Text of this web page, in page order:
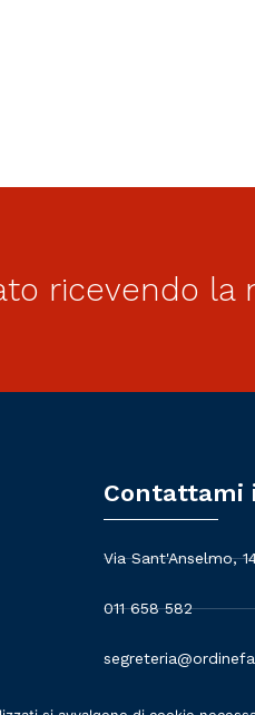
ricevendo
Contattami
Via Sant'Anselmo,
011 658 582